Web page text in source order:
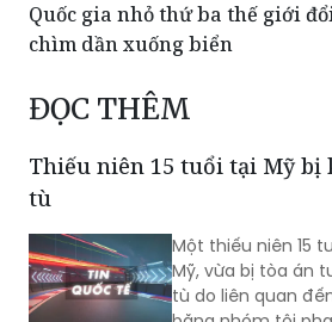
Quốc gia nhỏ thứ ba thế giới
chìm dần xuống biển
ĐỌC THÊM
Thiếu niên 15 tuổi tại Mỹ bị
tù
Một thiếu niên 15
Mỹ, vừa bị tòa án
tù do liên quan